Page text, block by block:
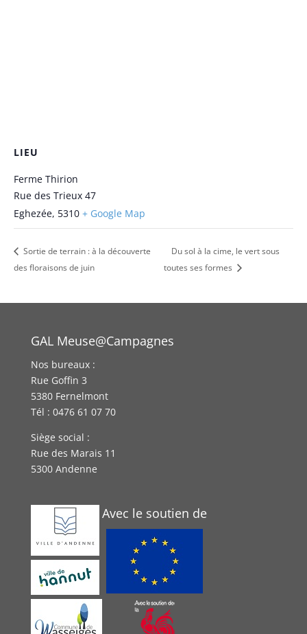
LIEU
Ferme Thirion
Rue des Trieux 47
Eghezée, 5310 + Google Map
Sortie de terrain : à la découverte
des floraisons de juin
Du sol à la cime, le vert sous
toutes ses formes
GAL Meuse@Campagnes
Nos bureaux :
Rue Goffin 3
5380 Fernelmont
Tél : 0476 61 07 70
Siège social :
Rue des Marais 11
5300 Andenne
Avec le soutien de